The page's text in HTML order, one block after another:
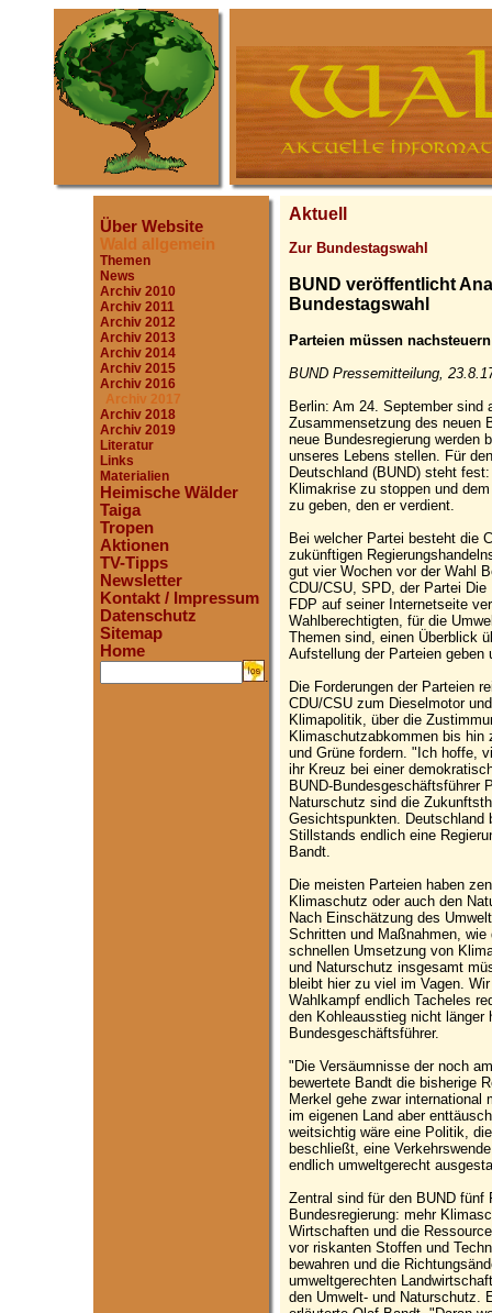
Über Website
Wald allgemein
Themen
News
Archiv 2010
Archiv 2011
Archiv 2012
Archiv 2013
Archiv 2014
Archiv 2015
Archiv 2016
Archiv 2017
Archiv 2018
Archiv 2019
Literatur
Links
Materialien
Heimische Wälder
Taiga
Tropen
Aktionen
TV-Tipps
Newsletter
Kontakt / Impressum
Datenschutz
Sitemap
Home
.
Aktuell
Zur Bundestagswahl
BUND veröffentlicht
Bundestagswahl
Parteien müssen nachsteuern
BUND Pressemitteilung,
Berlin: Am 24. September sind
Zusammensetzung des neuen
neue Bundesregierung werden
unseres Lebens stellen. Für
Deutschland (BUND) steht
Klimakrise zu stoppen und
zu geben, den er verdient.
Bei welcher Partei besteht die
zukünftigen
gut vier Wochen vor der Wahl
CDU/CSU, SPD, der Partei
FDP auf seiner Internetseite
Wahlberechtigten, für die
Themen sind, einen Überblick
Aufstellung der Parteien geben
Die Forderungen der Parteien
CDU/CSU zum Dieselmotor
Klimapolitik, über die
Klimaschutzabkommen bis hin
und Grüne fordern. "Ich hoffe,
ihr Kreuz bei einer
BUND-Bundesgeschäftsführer
Naturschutz sind die
Gesichtspunkten. Deutschland
Stillstands endlich eine
Bandt.
Die meisten Parteien haben
Klimaschutz oder auch den
Nach Einschätzung des
Schritten und Maßnahmen,
schnellen Umsetzung von
und Naturschutz insgesamt
bleibt hier zu viel im Vagen.
Wahlkampf endlich Tacheles
den Kohleausstieg nicht länger
Bundesgeschäftsführer.
"Die Versäumnisse der noch
bewertete Bandt die bisherige
Merkel gehe zwar international
im eigenen Land aber
weitsichtig wäre eine Politik,
beschließt, eine
endlich umweltgerecht
Zentral sind für den BUND fünf
Bundesregierung: mehr
Wirtschaften und die
vor riskanten Stoffen und
bewahren und die
umweltgerechten
den Umwelt- und Naturschutz.